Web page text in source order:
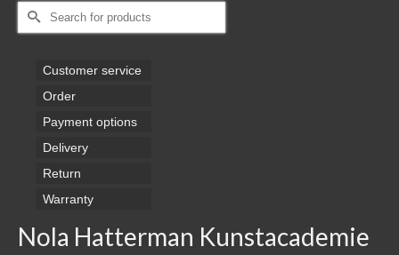
Search
Customer service
Order
Payment options
Delivery
Return
Warranty
Nola Hatterman Kunstacademie